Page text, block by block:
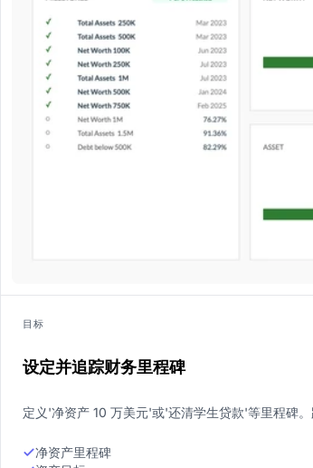
目标
设定并追踪财务里程碑
定义'净资产 10 万美元'或'还清学生贷款'等里程碑
净资产里程碑